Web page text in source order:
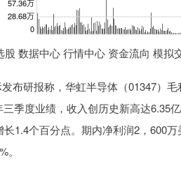
股 数据中心 行情中心 资金流向 模拟
研报称，华虹半导体（01347）毛
三季度业绩，收入创历史新高达6.35
长1.4个百分点。期内净利润2，600